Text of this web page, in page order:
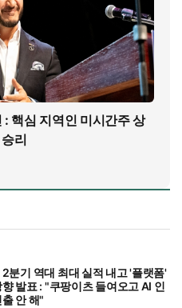
핵심 지역인 미시간주 상
리
분기 역대 최대 실적 내고 '플랫폼'
발표 : "쿠팡이츠 들여오고 AI 인
안 해"